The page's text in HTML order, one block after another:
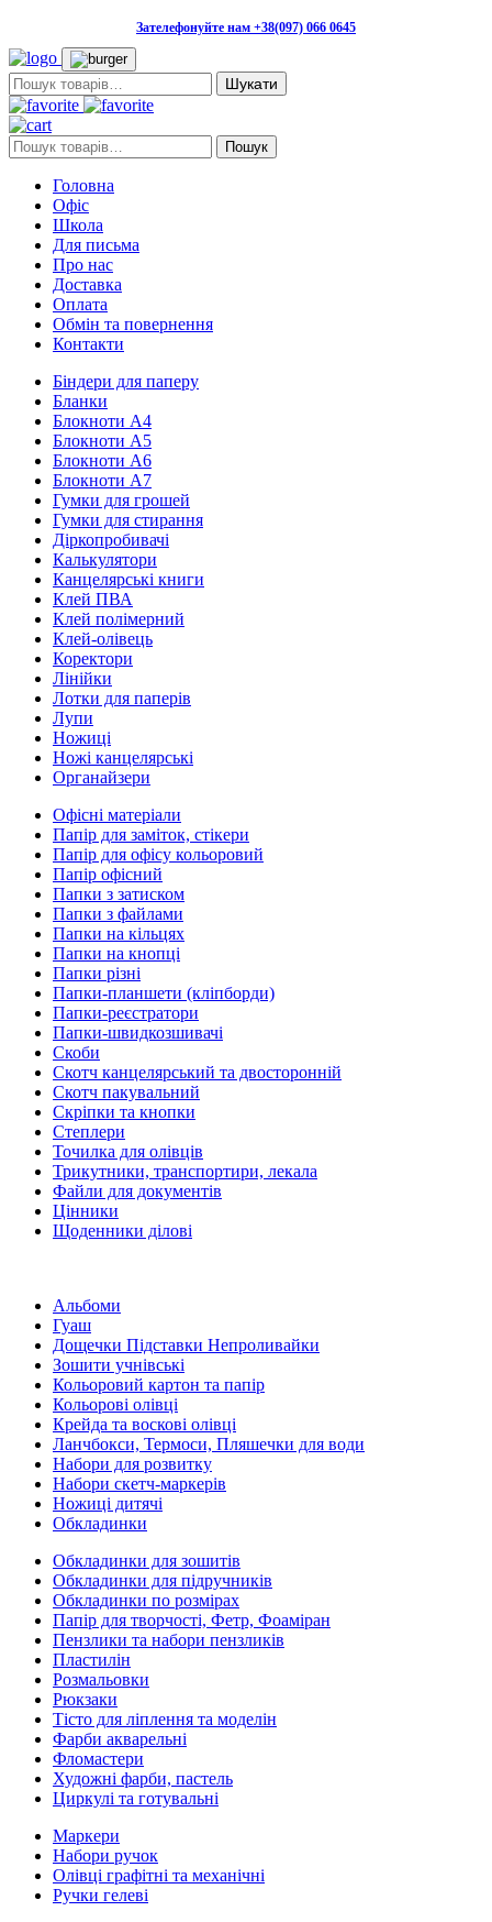
Зателефонуйте нам +38(097) 066 0645
Пошук:
Пошук: Пошук
Головна
Офіс
Школа
Для письма
Про нас
Доставка
Оплата
Обмін та повернення
Контакти
Біндери для паперу
Бланки
Блокноти А4
Блокноти А5
Блокноти А6
Блокноти А7
Гумки для грошей
Гумки для стирання
Діркопробивачі
Калькулятори
Канцелярські книги
Клей ПВА
Клей полімерний
Клей-олівець
Коректори
Лінійки
Лотки для паперів
Лупи
Ножиці
Ножі канцелярські
Органайзери
Офісні матеріали
Папір для заміток, стікери
Папір для офісу кольоровий
Папір офісний
Папки з затиском
Папки з файлами
Папки на кільцях
Папки на кнопці
Папки різні
Папки-планшети (кліпборди)
Папки-реєстратори
Папки-швидкозшивачі
Скоби
Скотч канцелярський та двосторонній
Скотч пакувальний
Скріпки та кнопки
Степлери
Точилка для олівців
Трикутники, транспортири, лекала
Файли для документів
Цінники
Щоденники ділові
Альбоми
Гуаш
Дощечки Підставки Непроливайки
Зошити учнівські
Кольоровий картон та папір
Кольорові олівці
Крейда та воскові олівці
Ланчбокси, Термоси, Пляшечки для води
Набори для розвитку
Набори скетч-маркерів
Ножиці дитячі
Обкладинки
Обкладинки для зошитів
Обкладинки для підручників
Обкладинки по розмірах
Папір для творчості, Фетр, Фоаміран
Пензлики та набори пензликів
Пластилін
Розмальовки
Рюкзаки
Тісто для ліплення та моделін
Фарби акварельні
Фломастери
Художні фарби, пастель
Циркулі та готувальні
Маркери
Набори ручок
Олівці графітні та механічні
Ручки гелеві